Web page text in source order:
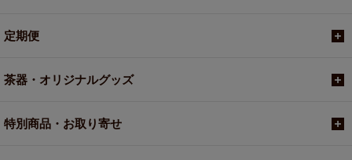
定期便
茶器・オリジナルグッズ
特別商品・お取り寄せ